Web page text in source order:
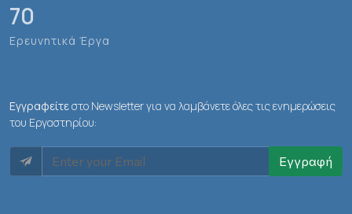
70
Ερευνητικά Έργα
Εγγραφείτεστο Newsletter για να λαμβάνετε όλες τις ενημερώσεις
του Εργαστηρίου:
Εγγραφή